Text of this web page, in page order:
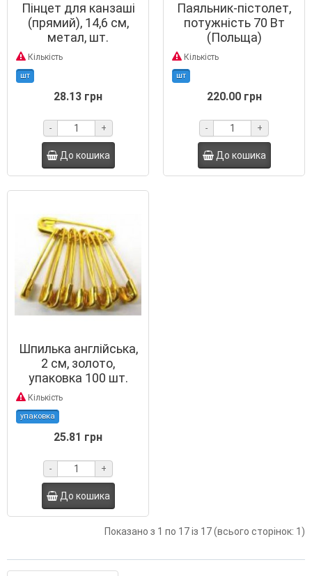
Пінцет для канзаші
(прямий), 14,6 см,
метал, шт.
Кількість
шт
28.13 грн
- +
До кошика
Паяльник-пістолет,
потужність 70 Вт
(Польща)
Кількість
шт
220.00 грн
- +
До кошика
Шпилька англійська,
2 см, золото,
упаковка 100 шт.
Кількість
упаковка
25.81 грн
- +
До кошика
Показано з 1 по 17 із 17 (всього сторінок: 1)